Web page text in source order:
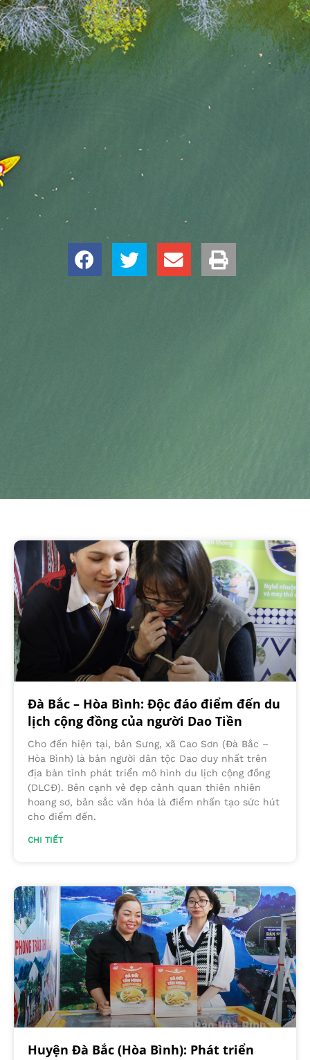
Đà Bắc – Hòa Bình: Độc đáo điểm đến du
lịch cộng đồng của người Dao Tiền
Cho đến hiện tại, bản Sưng, xã Cao Sơn (Đà Bắc –
Hòa Bình) là bản người dân tộc Dao duy nhất trên
địa bàn tỉnh phát triển mô hình du lịch cộng đồng
(DLCĐ). Bên cạnh vẻ đẹp cảnh quan thiên nhiên
hoang sơ, bản sắc văn hóa là điểm nhấn tạo sức hút
cho điểm đến.
CHI TIẾT
Huyện Đà Bắc (Hòa Bình): Phát triển